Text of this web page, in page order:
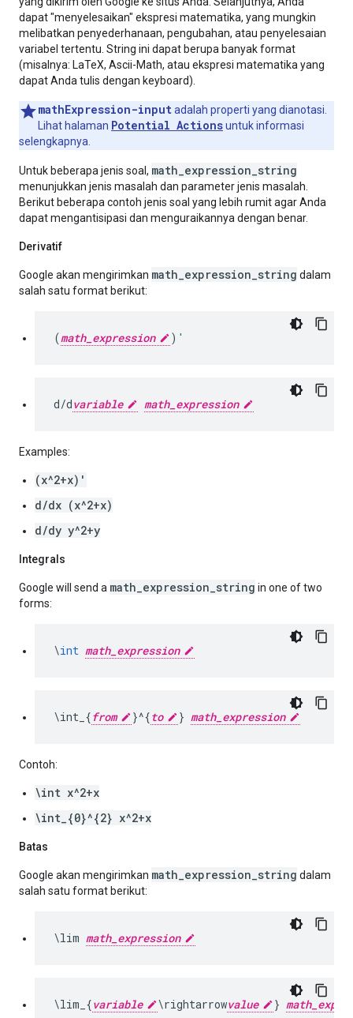
dapat "menyelesaikan" ekspresi matematika, yang mungkin
melibatkan penyederhanaan, pengubahan, atau penyelesaian
variabel tertentu. String ini dapat berupa banyak format
(misalnya: LaTeX, Ascii-Math, atau ekspresi matematika yang
dapat Anda tulis dengan keyboard).
mathExpression-inputadalah properti yang dianotasi.
Lihat halaman Potential Actionsuntuk informasi
selengkapnya.
Untuk beberapa jenis soal, math_expression_string
menunjukkan jenis masalah dan parameter jenis masalah.
Berikut beberapa contoh jenis soal yang lebih rumit agar Anda
dapat mengantisipasi dan menguraikannya dengan benar.
Derivatif
Google akan mengirimkan math_expression_string dalam
salah satu format berikut:
(math_expression ) '
d/dvariable math_expression
Examples:
(x^2+x) '
d/dx (x^2+x)
d/dy y^2+y
Integrals
Google will send a math_expression_string in one oftwo
forms:
\int math_expression
\int_{from }^{to } math_expression
Contoh:
\int x^2+x
\int_{0}^{2} x^2+x
Batas
Google akan mengirimkan math_expression_string dalam
salah satu format berikut:
\lim math_expression
\lim_ {variable \rightarrowvalue }